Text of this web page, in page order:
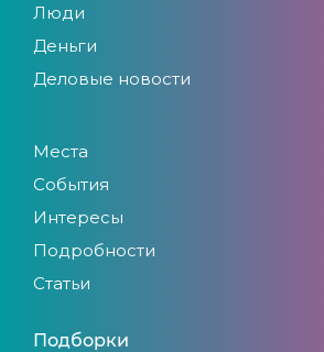
Люди
Деньги
Деловые новости
Места
События
Интересы
Подробности
Статьи
Подборки